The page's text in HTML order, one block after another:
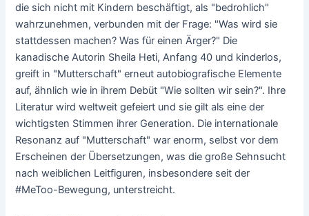
die sich nicht mit Kindern beschäftigt, als "bedrohlich"
wahrzunehmen, verbunden mit der Frage: "Was wird sie
stattdessen machen? Was für einen Ärger?" Die
kanadische Autorin Sheila Heti, Anfang 40 und kinderlos,
greift in "Mutterschaft" erneut autobiografische Elemente
auf, ähnlich wie in ihrem Debüt "Wie sollten wir sein?". Ihre
Literatur wird weltweit gefeiert und sie gilt als eine der
wichtigsten Stimmen ihrer Generation. Die internationale
Resonanz auf "Mutterschaft" war enorm, selbst vor dem
Erscheinen der Übersetzungen, was die große Sehnsucht
nach weiblichen Leitfiguren, insbesondere seit der
#MeToo-Bewegung, unterstreicht.